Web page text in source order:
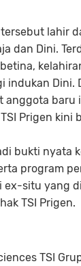
lahir
dan Dini.
indukan Dini.
anggota baru
Prigen kini
bukti nyata
program
ex-situ yang
TSI Prigen.
TSI